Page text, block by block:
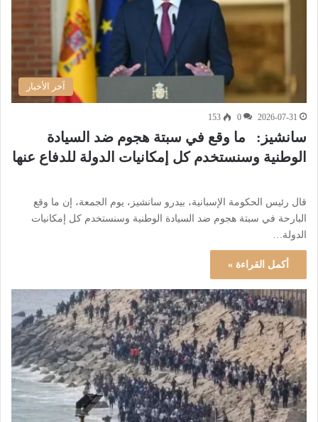
آخر الأخبار
2026-07-31
0
153
سانشيز: ما وقع في سبتة هجوم ضد السيادة
الوطنية وسنستخدم كل إمكانيات الدولة للدفاع عنها
قال رئيس الحكومة الإسبانية، بيدرو سانشيز، يوم الجمعة، إن ما وقع
البارحة في سبتة هجوم ضد السيادة الوطنية وسنستخدم كل إمكانيات
الدولة…
أكمل القراءة »